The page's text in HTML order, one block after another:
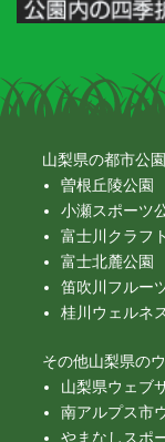
山梨県の都市公
曽根丘陵公園
小瀬スポーツ
富士川クラフ
富士北麓公園
笛吹川フルー
桂川ウェルネ
その他山梨県の
山梨県ウェブ
南アルプス市
やまなしスポ